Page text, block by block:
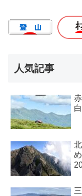
人気記事